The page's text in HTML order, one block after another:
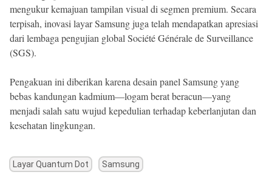
mengukur kemajuan tampilan visual di segmen premium. Secara
terpisah, inovasi layar Samsung juga telah mendapatkan apresiasi
dari lembaga pengujian global Société Générale de Surveillance
(SGS).
Pengakuan ini diberikan karena desain panel Samsung yang
bebas kandungan kadmium—logam berat beracun—yang
menjadi salah satu wujud kepedulian terhadap keberlanjutan dan
kesehatan lingkungan.
Layar Quantum Dot Samsung